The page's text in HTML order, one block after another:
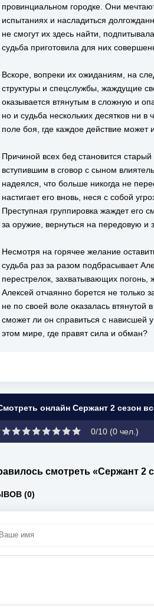
провинциальном городке. Они
испытаниях и насладиться
не смогут их здесь найти,
судьба приготовила для них
Вскоре, вопреки их ожиданиям, на
структуры и спецслужбы, жаждущие
оказывается втянутым в сложную и
но и судьба нескольких десятков ни
поле боя, где каждое действие может
Причиной всех бед становится
вступившим в сговор с сыном
надеялся, что больше никогда не
настигает его вновь, неся с собой
Преступная группировка жаждет его
за оружие, вернуться на передовую и
Несмотря на горячее желание
судьба раз за разом подбрасывает
перестрелок, захватывающих погонь,
Алексей отчаянно борется не только
не по своей воле оказалась
сможет ли он справиться с нависшей
этом мире, где правят сила и обман?
онлайн Сержант 2 сезон
0/10 (0 чел.)
смотреть «Сержант 2
(0)